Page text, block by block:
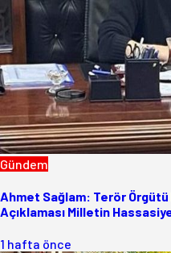
Gündem
Ahmet Sağlam: Terör Örgütü
Açıklaması Milletin
1 hafta önce